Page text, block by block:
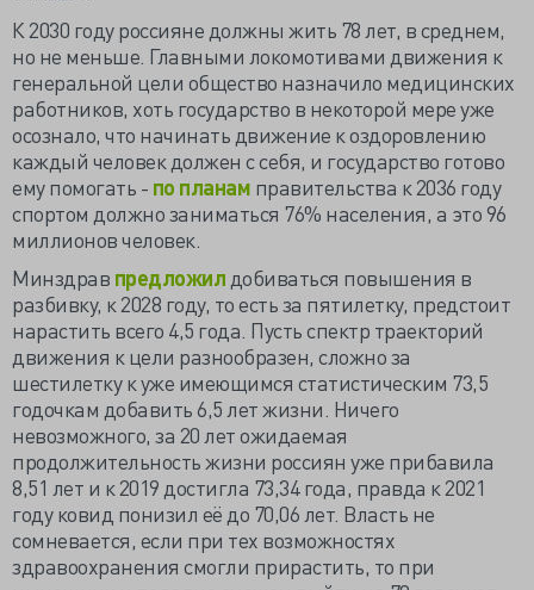
К 2030 году россияне должны жить 78 лет, в среднем,
но не меньше. Главными локомотивами движения к
генеральной цели общество назначило медицинских
работников, хоть государство в некоторой мере уже
осознало, что начинать движение к оздоровлению
каждый человек должен с себя, и государство готово
ему помогать - по планам правительства к 2036 году
спортом должно заниматься 76% населения, а это 96
миллионов человек.
Минздрав предложил добиваться повышения в
разбивку, к 2028 году, то есть за пятилетку, предстоит
нарастить всего 4,5 года. Пусть спектр траекторий
движения к цели разнообразен, сложно за
шестилетку к уже имеющимся статистическим 73,5
годочкам добавить 6,5 лет жизни. Ничего
невозможного, за 20 лет ожидаемая
продолжительность жизни россиян уже прибавила
8,51 лет и к 2019 достигла 73,34 года, правда к 2021
году ковид понизил её до 70,06 лет. Власть не
сомневается, если при тех возможностях
здравоохранения смогли прирастить, то при